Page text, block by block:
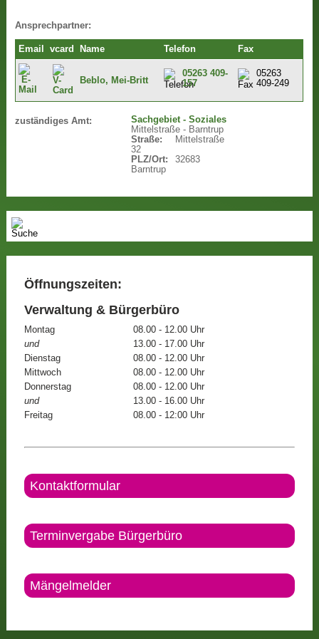
Ansprechpartner:
Email vcard Name Telefon Fax
Beblo, Mei-Britt
05263 409-
157
05263
409-249
zuständiges Amt:
Sachgebiet - Soziales
Mittelstraße - Barntrup
Straße:
Mittelstraße
32
PLZ/Ort:
32683
Barntrup
Öffnungszeiten:
Verwaltung & Bürgerbüro
Montag
08.00 - 12.00 Uhr
und
13.00 - 17.00 Uhr
Dienstag
08.00 - 12.00 Uhr
Mittwoch
08.00 - 12.00 Uhr
Donnerstag
08.00 - 12.00 Uhr
und
13.00 - 16.00 Uhr
Freitag
08.00 - 12:00 Uhr
Kontaktformular
Terminvergabe Bürgerbüro
Mängelmelder